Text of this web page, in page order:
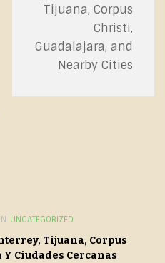
Tijuana, Corpus
Christi,
Guadalajara, and
Nearby Cities
IN UNCATEGORIZED
Tijuana, Corpus
Ciudades Cercanas